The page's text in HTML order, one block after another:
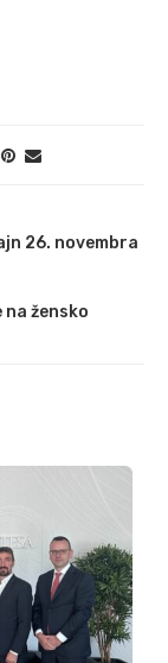
26. novembra
žensko